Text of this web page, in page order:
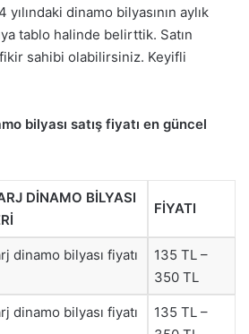
dinamo bilyasının aylık
tablo halinde belirttik. Satın
sahibi olabilirsiniz. Keyifli
bilyası satış fiyatı en güncel
DİNAMO BİLYASI
FİYATI
dinamo bilyası fiyatı
135 TL –
350 TL
dinamo bilyası fiyatı
135 TL –